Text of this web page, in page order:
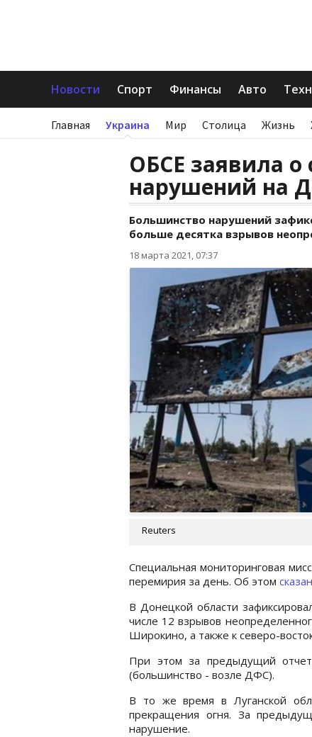
Новости Спорт Финансы Авто
Главная Украина Мир Столица Жизнь
ОБСЕ заявила
нарушений на
Большинство нарушений
больше десятка взрывов
18 марта 2021, 07:37
Reuters
Специальная мониторинговая
перемирия за день. Об этом
В Донецкой области
числе 12 взрывов
Широкино, а также к северо-
При этом за предыдущий
(большинство - возле ДФС).
В то же время в Луганской
прекращения огня. За
нарушение.